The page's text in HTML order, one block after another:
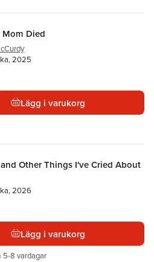
Died
2025
Lägg i varukorg
Other Things I've Cried About
2026
Lägg i varukorg
5-8 vardagar